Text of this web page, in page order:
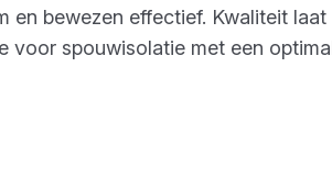
en bewezen effectief. Kwaliteit
spouwisolatie met een